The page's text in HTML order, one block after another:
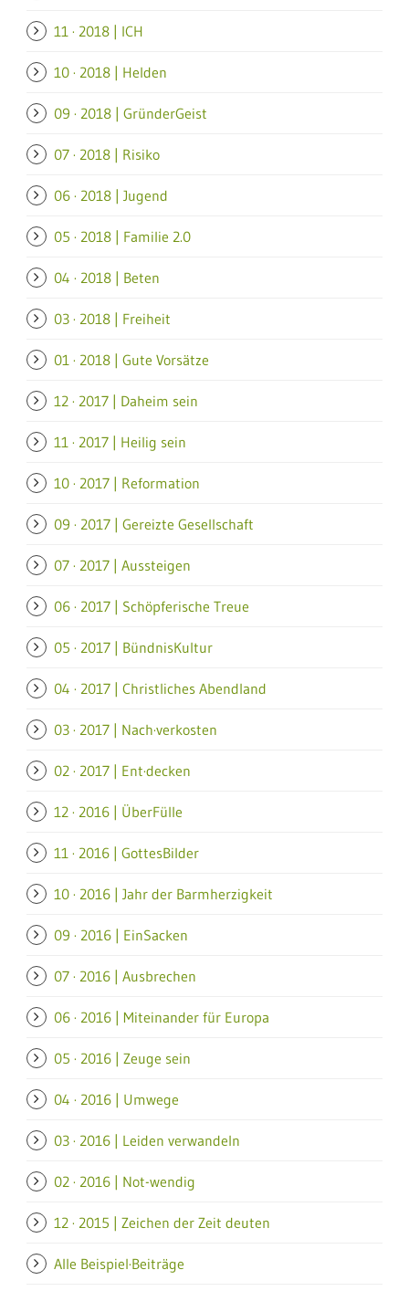
11 · 2018 | ICH
10 · 2018 | Helden
09 · 2018 | GründerGeist
07 · 2018 | Risiko
06 · 2018 | Jugend
05 · 2018 | Familie 2.0
04 · 2018 | Beten
03 · 2018 | Freiheit
01 · 2018 | Gute Vorsätze
12 · 2017 | Daheim sein
11 · 2017 | Heilig sein
10 · 2017 | Reformation
09 · 2017 | Gereizte Gesellschaft
07 · 2017 | Aussteigen
06 · 2017 | Schöpferische Treue
05 · 2017 | BündnisKultur
04 · 2017 | Christliches Abendland
03 · 2017 | Nach·verkosten
02 · 2017 | Ent·decken
12 · 2016 | ÜberFülle
11 · 2016 | GottesBilder
10 · 2016 | Jahr der Barmherzigkeit
09 · 2016 | EinSacken
07 · 2016 | Ausbrechen
06 · 2016 | Miteinander für Europa
05 · 2016 | Zeuge sein
04 · 2016 | Umwege
03 · 2016 | Leiden verwandeln
02 · 2016 | Not-wendig
12 · 2015 | Zeichen der Zeit deuten
Alle Beispiel·Beiträge